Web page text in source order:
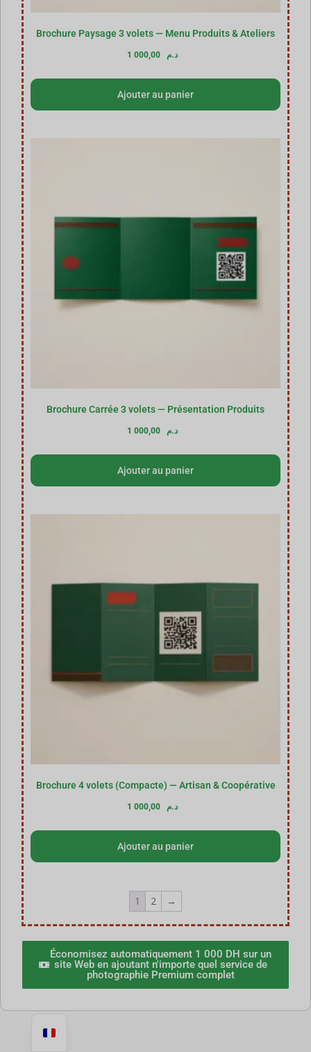
Brochure Paysage 3 volets — Menu Produits & Ateliers
1 000,00 د.م
Ajouter au panier
Brochure Carrée 3 volets — Présentation Produits
1 000,00 د.م
Ajouter au panier
Brochure 4 volets (Compacte) — Artisan & Coopérative
1 000,00 د.م
Ajouter au panier
1 2 →
Économisez automatiquement 1 000 DH sur un
site Web en ajoutant n'importe quel service de
photographie Premium complet